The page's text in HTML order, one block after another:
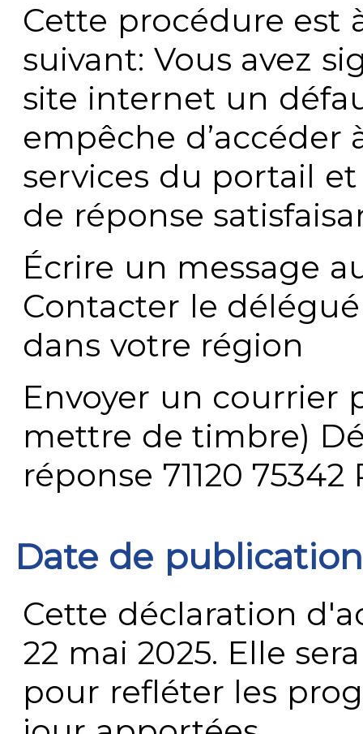
Cette procédure est
suivant: Vous avez
site internet un
empêche
services du portail
de réponse
Écrire un message
Contacter le
dans votre région
Envoyer un courrier
mettre de timbre)
réponse 71120 75342
Date de publication
Cette déclaration
22 mai 2025. Elle
pour refléter les